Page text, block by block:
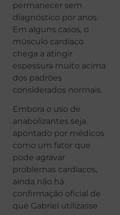
permanecer sem
diagnóstico por anos.
Em alguns casos, o
músculo cardíaco
chega a atingir
espessura muito acima
dos padrões
considerados normais.
Embora o uso de
anabolizantes seja
apontado por médicos
como um fator que
pode agravar
problemas cardíacos,
ainda não há
confirmação oficial de
que Gabriel utilizasse